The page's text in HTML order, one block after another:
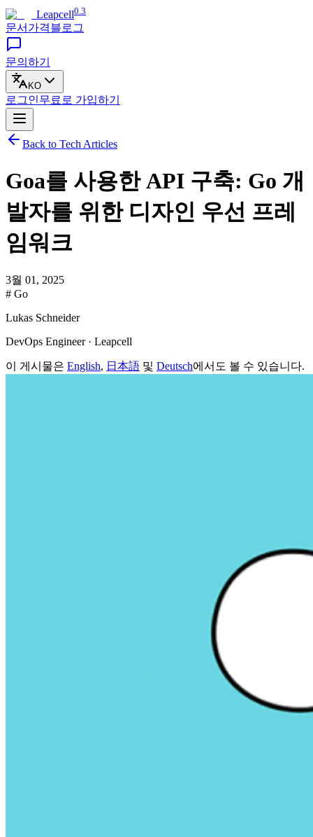
Leapcell0.3
문서 가격블로그
문의하기
KO
로그인무료로 가입하기
Back to Tech Articles
Goa를 사용한 API 구축: Go 개
발자를 위한 디자인 우선 프레
임워크
3월 01, 2025
# Go
Lukas Schneider
DevOps Engineer · Leapcell
이 게시물은 English, 日本語 및 Deutsch에서도 볼 수 있습니다.